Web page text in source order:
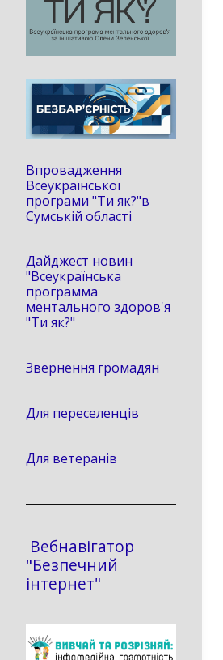
Впровадження
Всеукраїнської
програми "Ти як?"в
Сумській області
Дайджест новин
"Всеукраїнська
программа
ментального здоров'я
"Ти як?"
Звернення громадян
Для переселенців
Для ветеранів
Вебнавігатор
"Безпечний
інтернет"